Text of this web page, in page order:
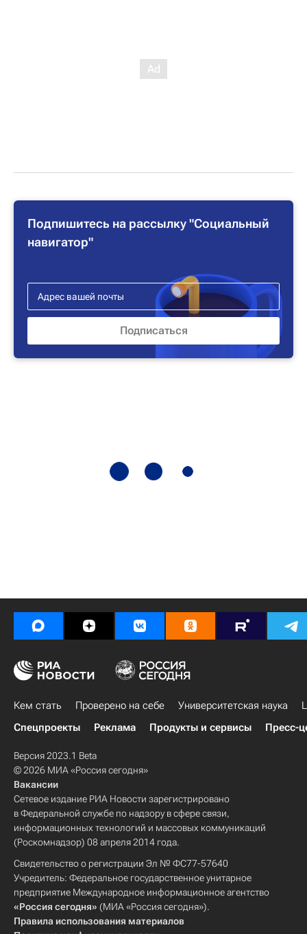
Подпишитесь на рассылку "Социальный
навигатор"
Кем стать Проверено на себе Университетская наука
Спецпроекты
Реклама Продукты и сервисы Пресс-
Версия 2023.1 Beta
© 2026 МИА «Россия сегодня»
Вакансии
Сетевое издание РИА Новости зарегистрировано
в Федеральной службе по надзору в сфере связи,
информационных технологий и массовых коммуникаций
(Роскомнадзор) 08 апреля 2014 года.
Свидетельство о регистрации Эл № ФС77-57640
Учредитель: Федеральное государственное унитарное
предприятие Международное информационное агентство
«Россия сегодня» (МИА «Россия сегодня»).
Правила использования материалов